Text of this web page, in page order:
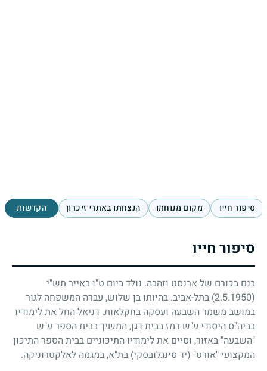
סיפור חייו מקום מנוחתו הנצחתו באתרי זיכרון הקדשות
סיפור חייו
בנם בכורם של ארנסט וזהבה. נולד ביום ט"ו באייר תש"י
(2.5.1950)
בתל-אביב. בהיותו בן שלוש, עברה המשפחה לגור
במושב משמר השבעה ועסקה בחקלאות. דניאל החל את לימודיו
בביה"ס היסודי ע"ש רמז בבית דגן, המשיך בבית הספר ע"ש
"השבעה" באזור, וסיים את לימודיו התיכוניים בבית הספר התיכון
המקצועי "אורט" (יד סינגלובסקי) בת"א, במגמה לאלקטרוניקה.